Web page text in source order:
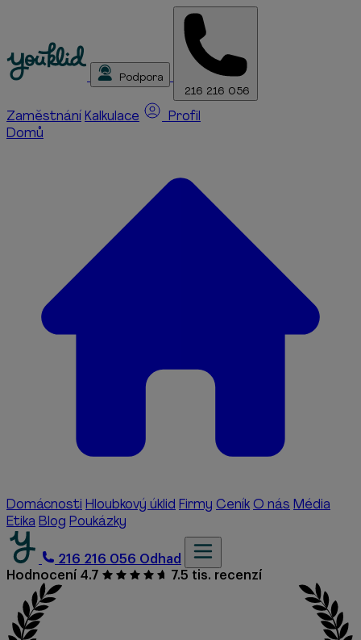
Podpora
216 216 056
Zaměstnání Kalkulace
Profil
Domů
Domácnosti Hloubkový úklid Firmy Ceník O nás Média
Etika Blog Poukázky
216 216 056 Odhad
Hodnocení 4.7
7.5 tis. recenzí